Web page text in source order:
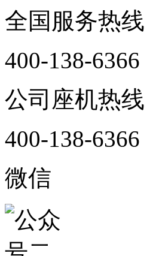
全国服务热线
400-138-6366
公司座机热线
400-138-6366
微信